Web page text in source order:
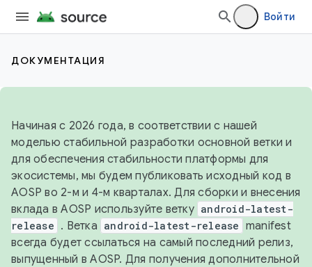
Войти
ДОКУМЕНТАЦИЯ
Начиная с 2026 года, в соответствии с нашей
моделью стабильной разработки основной ветки и
для обеспечения стабильности платформы для
экосистемы, мы будем публиковать исходный код в
AOSP во 2-м и 4-м кварталах. Для сборки и внесения
вклада в AOSP используйте ветку android-latest-
release . Ветка android-latest-release manifest
всегда будет ссылаться на самый последний релиз,
выпущенный в AOSP. Для получения дополнительной